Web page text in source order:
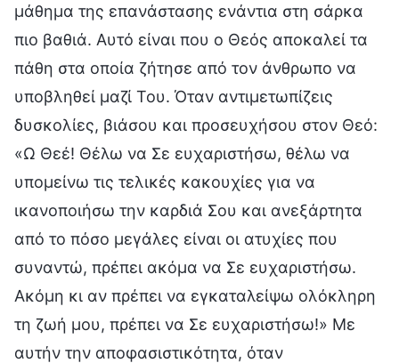
μάθημα της επανάστασης ενάντια στη σάρκα
πιο βαθιά. Αυτό είναι που ο Θεός αποκαλεί τα
πάθη στα οποία ζήτησε από τον άνθρωπο να
υποβληθεί μαζί Του. Όταν αντιμετωπίζεις
δυσκολίες, βιάσου και προσευχήσου στον Θεό:
«Ω Θεέ! Θέλω να Σε ευχαριστήσω, θέλω να
υπομείνω τις τελικές κακουχίες για να
ικανοποιήσω την καρδιά Σου και ανεξάρτητα
από το πόσο μεγάλες είναι οι ατυχίες που
συναντώ, πρέπει ακόμα να Σε ευχαριστήσω.
Ακόμη κι αν πρέπει να εγκαταλείψω ολόκληρη
τη ζωή μου, πρέπει να Σε ευχαριστήσω!» Με
αυτήν την αποφασιστικότητα, όταν